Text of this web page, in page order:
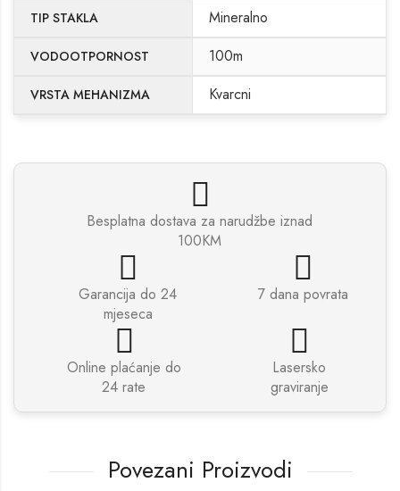
TIP STAKLA Mineralno
VODOOTPORNOST 100m
VRSTA MEHANIZMA Kvarcni
Besplatna dostava za narudžbe iznad
100KM
Garancija do 24
mjeseca
7 dana povrata
Online plaćanje do
24 rate
Lasersko
graviranje
Povezani Proizvodi